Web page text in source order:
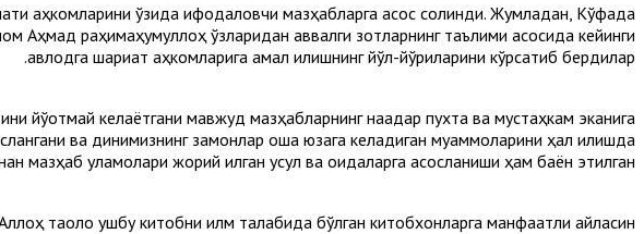
аҳкомларини ўзида ифодаловчи мазҳабларга асос солинди. Жумладан, Кўфада
раҳимаҳумуллоҳ ўзларидан аввалги зотларнинг таълими асосида кейинги
авлодга шариат аҳкомларига амал қилишнинг йўл-йўриқларини кўрсатиб бердилар.
йўқотмай келаётгани мавжуд мазҳабларнинг нақадар пухта ва мустаҳкам эканига
ва динимизнинг замонлар оша юзага келадиган муаммоларини ҳал қилишда
мазҳаб уламолари жорий қилган усул ва қоидаларга асосланиши ҳам баён этилган.
таоло ушбу китобни илм талабида бўлган китобхонларга манфаатли айласин.